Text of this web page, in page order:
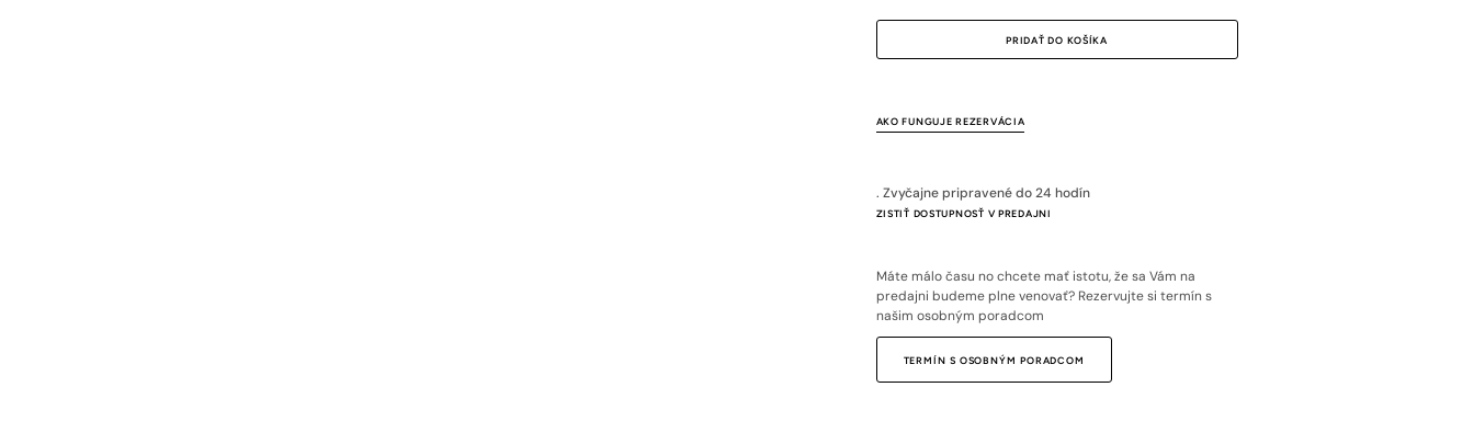
PRIDAŤ DO KOŠÍKA
AKO FUNGUJE REZERVÁCIA
. Zvyčajne pripravené do 24 hodín
ZISTIŤ DOSTUPNOSŤ V PREDAJNI
Máte málo času no chcete mať istotu, že sa Vám na
predajni budeme plne venovať? Rezervujte si termín s
našim osobným poradcom
TERMÍN S OSOBNÝM PORADCOM